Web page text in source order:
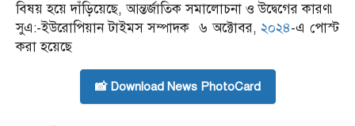
বিষয় হয়ে দাঁড়িয়েছে, আন্তর্জাতিক সমালোচনা ও উদ্বেগের কারণ৷
সুএ:-ইউরোপিয়ান টাইমস সম্পাদক ৬ অক্টোবর,২০২৪-এ পোস্ট
করা হয়েছে
📸 Download News PhotoCard